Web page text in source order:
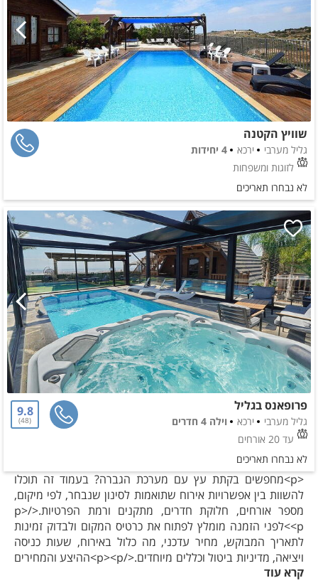
שוויץ הקטנה
גליל מערבי ירכא
4 יחידות
לזוגות ומשפחות
לא נבחרו תאריכים
פרופאנס בגליל
גליל מערבי ירכא
וילה 4 חדרים
עד 20 אורחים
9.8
48
לא נבחרו תאריכים
קרא עוד
<p>מחפשים בקתת עץ עם מערכת הגברה? בעמוד זה תוכלו
להשוות בין אפשרויות אירוח שתואמות לסינון שנבחר, לפי מיקום,
מספר אורחים, חלוקת חדרים, מתקנים ורמת הפרטיות.</p>
<p>לפני הזמנה מומלץ לפתוח את כרטיס המקום ולבדוק זמינות
לתאריך המבוקש, מחיר עדכני, מה כלול באירוח, שעות כניסה
ויציאה, מדיניות ביטול וכללים מיוחדים.</p><p>ההיצע והמחירים
עשויים להשתנות. השוואה מסודרת ושיחה עם מקום האירוח יעזרו